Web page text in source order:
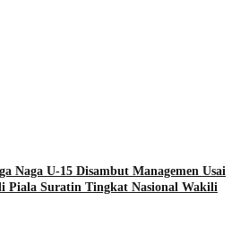
Naga U-15 Disambut Managemen Usai
Piala Suratin Tingkat Nasional Wakili